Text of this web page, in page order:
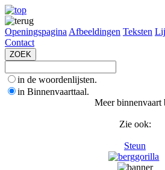
Openingspagina Afbeeldingen Teksten
Contact
in de woordenlijsten.
in Binnenvaarttaal.
Meer binnenvaart
Zie ook:
Steun